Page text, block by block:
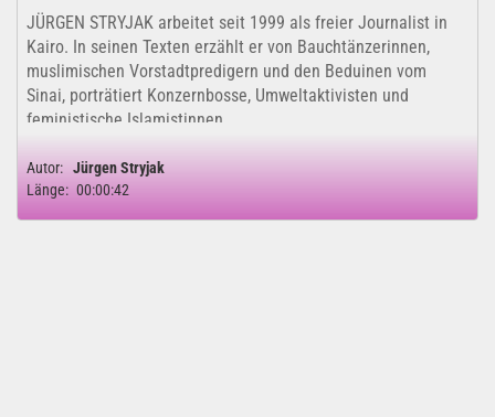
JÜRGEN STRYJAK arbeitet seit 1999 als freier Journalist in
Kairo. In seinen Texten erzählt er von Bauchtänzerinnen,
muslimischen Vorstadtpredigern und den Beduinen vom
Sinai, porträtiert Konzernbosse, Umweltaktivisten und
feministische Islamistinnen....
Autor: Jürgen Stryjak
Länge: 00:00:42